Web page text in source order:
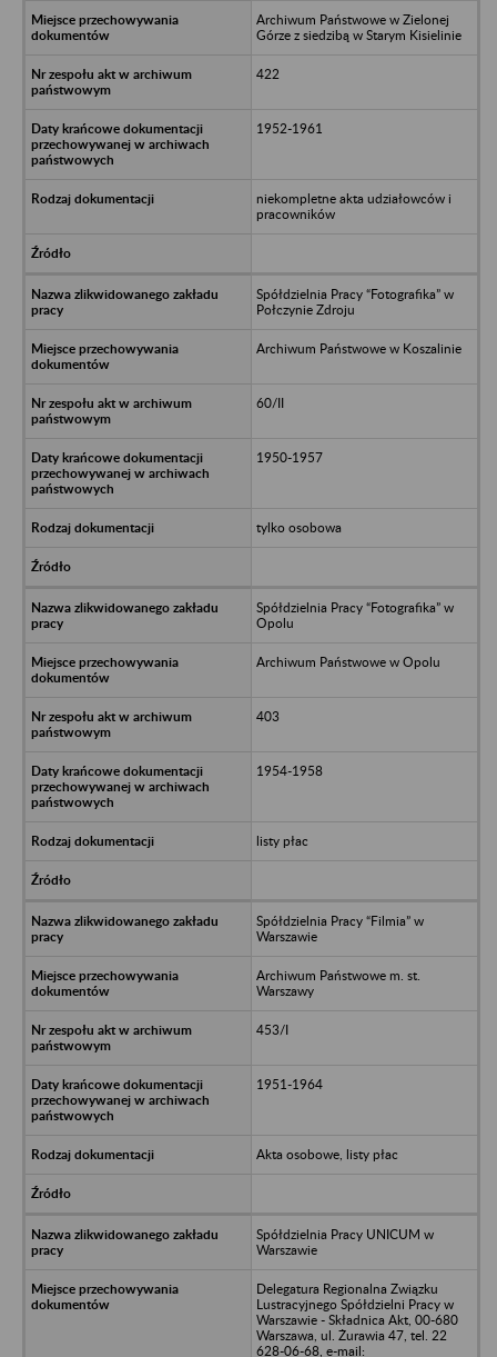
Archiwum Państwowe w Zielonej
Górze z siedzibą w Starym Kisielinie
422
1952-1961
niekompletne akta udziałowców i
pracowników
Spółdzielnia Pracy “Fotografika” w
Połczynie Zdroju
Archiwum Państwowe w Koszalinie
60/II
1950-1957
tylko osobowa
Spółdzielnia Pracy “Fotografika” w
Opolu
Archiwum Państwowe w Opolu
403
1954-1958
listy płac
Spółdzielnia Pracy “Filmia” w
Warszawie
Archiwum Państwowe m. st.
Warszawy
453/I
1951-1964
Akta osobowe, listy płac
Spółdzielnia Pracy UNICUM w
Warszawie
Delegatura Regionalna Związku
Lustracyjnego Spółdzielni Pracy w
Warszawie - Składnica Akt, 00-680
Warszawa, ul. Żurawia 47, tel. 22
628-06-68, e-mail: